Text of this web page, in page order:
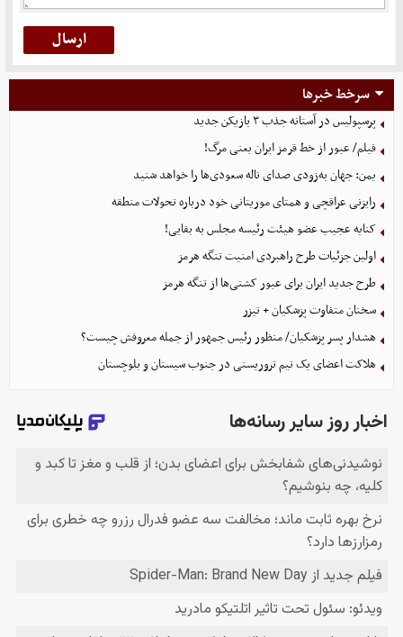
سرخط خبرها
پرسپولیس در آستانه جذب ۳ بازیکن جدید
فیلم/ عبور از خط قرمز ایران یعنی مرگ!
یمن: جهان به‌زودی صدای ناله سعودی‌ها را خواهد شنید
رایزنی عراقچی و همتای موریتانی خود درباره تحولات منطقه
کنایه عجیب عضو هیئت رئیسه مجلس به بقایی!
اولین جزئیات طرح راهبردی امنیت تنگه هرمز
طرح جدید ایران برای عبور کشتی‌ها از تنگه هرمز
سخنان متفاوت پزشکیان + تیزر
هشدار پسر پزشکیان/ منظور رئیس جمهور از جمله معروفش چیست؟
هلاکت اعضای یک تیم تروریستی در جنوب سیستان و بلوچستان